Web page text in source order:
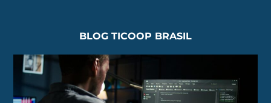
BLOG TICOOP BRASIL